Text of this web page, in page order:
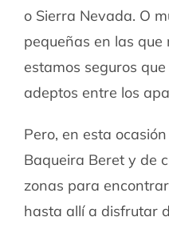
o Sierra Nevada. O
pequeñas en las
estamos seguros
adeptos entre los
Pero, en esta
Baqueira Beret y de
zonas para
hasta allí a disfrutar